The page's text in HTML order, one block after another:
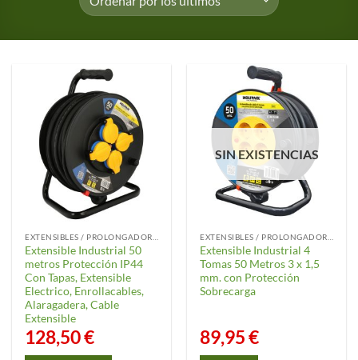
Extensible Industrial 50
metros Protección IP44
Con Tapas, Extensible
Electrico, Enrollacables,
Alaragadera, Cable
Extensible
128,50€
SIN EXISTENCIAS
Extensible Industrial 4
Tomas 50 Metros 3 x 1,5
mm. con Protección
Sobrecarga
89,95€